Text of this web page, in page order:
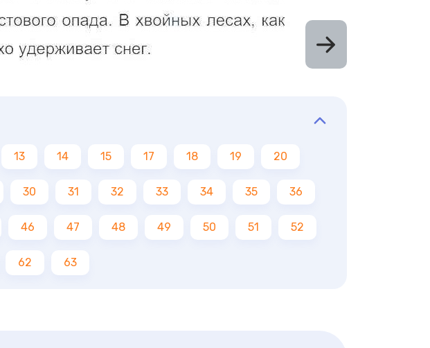
13 14 15 17 18 19 20
30 31 32 33 34 35 36
46 47 48 49 50 51 52
62 63